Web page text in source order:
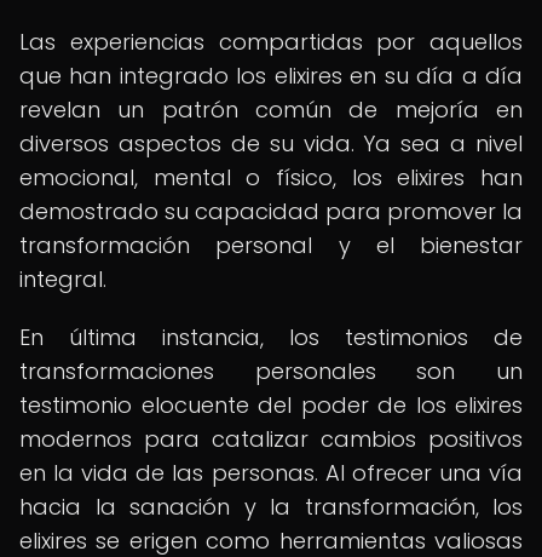
Las experiencias compartidas por aquellos
que han integrado los elixires en su día a día
revelan un patrón común de mejoría en
diversos aspectos de su vida. Ya sea a nivel
emocional, mental o físico, los elixires han
demostrado su capacidad para promover la
transformación personal y el bienestar
integral.
En última instancia, los testimonios de
transformaciones personales son un
testimonio elocuente del poder de los elixires
modernos para catalizar cambios positivos
en la vida de las personas. Al ofrecer una vía
hacia la sanación y la transformación, los
elixires se erigen como herramientas valiosas